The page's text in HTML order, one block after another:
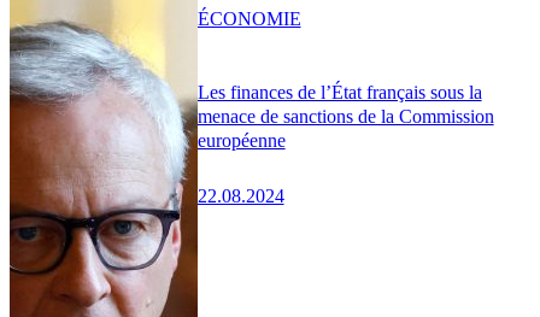
Les finances de l’État français sous la
menace de sanctions de la Commission
européenne
22.08.2024
ÉCONOMIE